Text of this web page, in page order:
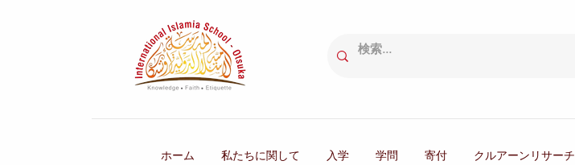
ホーム 私たちに関して 入学 学問 寄付 クルアーンリサーチ